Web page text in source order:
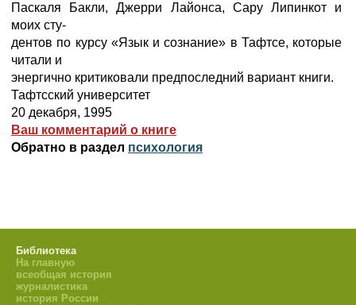
Паскаля Бакли, Джерри Лайонса, Сару Липинкот и
моих сту-
дентов по курсу «Язык и сознание» в Тафтсе, которые
читали и
энергично критиковали предпоследний вариант книги.
Тафтсский университет
20 декабря, 1995
Ваш комментарий о книге
Обратно в раздел психология
Библиотека
На главную
всеобщая история
журналистика
история России